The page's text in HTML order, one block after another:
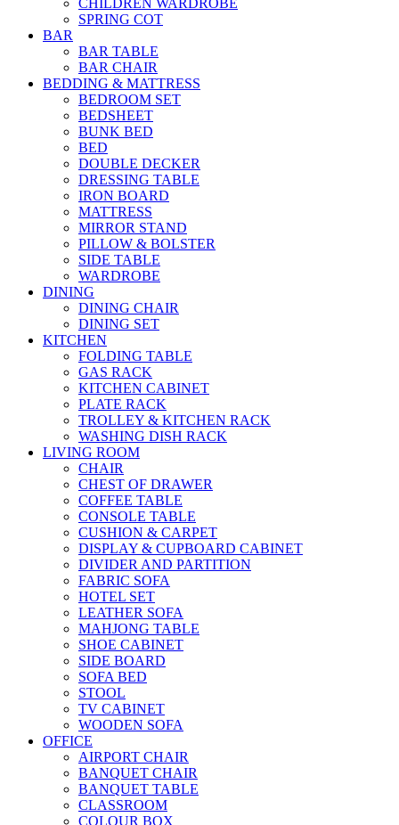
SPRING COT
BAR
BAR TABLE
BAR CHAIR
BEDDING & MATTRESS
BEDROOM SET
BEDSHEET
BUNK BED
BED
DOUBLE DECKER
DRESSING TABLE
IRON BOARD
MATTRESS
MIRROR STAND
PILLOW & BOLSTER
SIDE TABLE
WARDROBE
DINING
DINING CHAIR
DINING SET
KITCHEN
FOLDING TABLE
GAS RACK
KITCHEN CABINET
PLATE RACK
TROLLEY & KITCHEN RACK
WASHING DISH RACK
LIVING ROOM
CHAIR
CHEST OF DRAWER
COFFEE TABLE
CONSOLE TABLE
CUSHION & CARPET
DISPLAY & CUPBOARD CABINET
DIVIDER AND PARTITION
FABRIC SOFA
HOTEL SET
LEATHER SOFA
MAHJONG TABLE
SHOE CABINET
SIDE BOARD
SOFA BED
STOOL
TV CABINET
WOODEN SOFA
OFFICE
AIRPORT CHAIR
BANQUET CHAIR
BANQUET TABLE
CLASSROOM
COLOUR BOX